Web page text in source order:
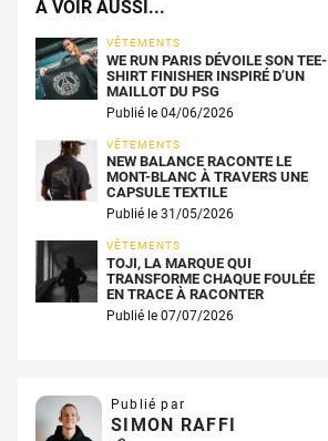
A VOIR AUSSI...
VÊTEMENTS
WE RUN PARIS DÉVOILE SON TEE-
SHIRT FINISHER INSPIRÉ D’UN
MAILLOT DU PSG
Publié le 04/06/2026
VÊTEMENTS
NEW BALANCE RACONTE LE
MONT-BLANC À TRAVERS UNE
CAPSULE TEXTILE
Publié le 31/05/2026
VÊTEMENTS
TOJI, LA MARQUE QUI
TRANSFORME CHAQUE FOULÉE
EN TRACE À RACONTER
Publié le 07/07/2026
Publié par
SIMON RAFFI